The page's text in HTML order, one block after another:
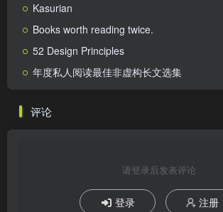
Kasurian
Books worth reading twice.
52 Design Principles
年度私人阅读最佳非虚构长文选集
评论
请登录后发表评论
登录 注册